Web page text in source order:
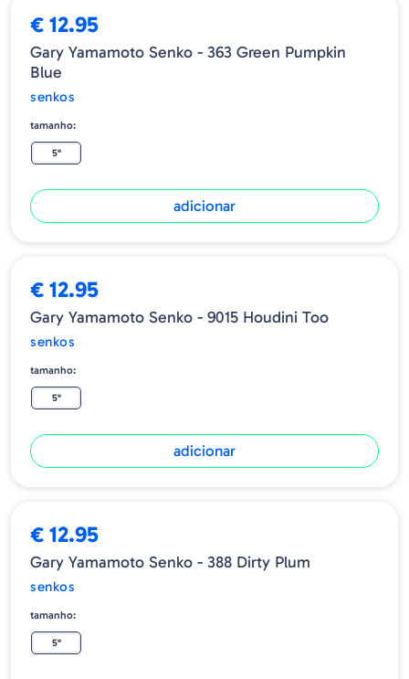
€ 12.95
Gary Yamamoto Senko - 363 Green Pumpkin
Blue
senkos
tamanho:
5"
adicionar
€ 12.95
Gary Yamamoto Senko - 9015 Houdini Too
senkos
tamanho:
5"
adicionar
€ 12.95
Gary Yamamoto Senko - 388 Dirty Plum
senkos
tamanho:
5"